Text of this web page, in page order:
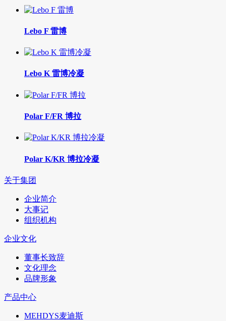
Lebo F 雷博
Lebo K 雷博冷凝
Polar F/FR 博拉
Polar K/KR 博拉冷凝
关于集团
企业简介
大事记
组织机构
企业文化
董事长致辞
文化理念
品牌形象
产品中心
MEHDYS麦迪斯